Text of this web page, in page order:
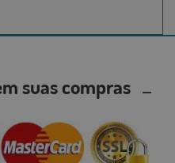
suas compras